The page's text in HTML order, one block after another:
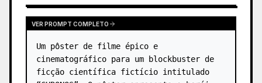
VER PROMPT COMPLETO
Um pôster de filme épico e
cinematográfico para um blockbuster de
ficção científica fictício intitulado